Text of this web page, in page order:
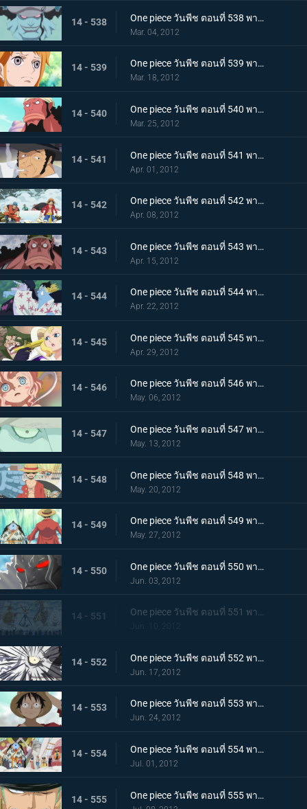
14 - 538 One piece วันพีช ตอนที่ 538 พากย์ไทย กลุ่มหมวกฟางพ่าย! โฮดี้ยึดวังริวงู!
Mar. 04, 2012
14 - 539 One piece วันพีช ตอนที่ 539 พากย์ไทย หวนรำลึกชะตากรรม! นามิ กับ โจรสลัดมนุษย์เงือก!
Mar. 18, 2012
14 - 540 One piece วันพีช ตอนที่ 540 พากย์ไทย วีรบุรุษผู้ปลดปล่อยทาส ไทเกอร์นักผจญภัย
Mar. 25, 2012
14 - 541 One piece วันพีช ตอนที่ 541 พากย์ไทย คิซารุออกโรง! กับดักล่อไทเกอร์!
Apr. 01, 2012
14 - 542 One piece วันพีช ตอนที่ 542 พากย์ไทย ตอนพิเศษ! ลูฟี่และโทริโกะ! การพบกันอีกครั้ง โทริโกะ ลูฟี่! ออกค้นหาผลทะเลกัน!
Apr. 08, 2012
14 - 543 One piece วันพีช ตอนที่ 543 พากย์ไทย จุดจบของวีรบุรษ ความจริงของไทเกอร์ที่น่าตกตะลึง
Apr. 15, 2012
14 - 544 One piece วันพีช ตอนที่ 544 พากย์ไทย กลุ่มโจรสลัดแตกแยก จินเบ ปะทะ อารอง
Apr. 22, 2012
14 - 545 One piece วันพีช ตอนที่ 545 พากย์ไทย เกาะมนุษย์เงือกสั่นไหว! มังกรฟ้าขึ้นเทียบฝั่ง
Apr. 29, 2012
14 - 546 One piece วันพีช ตอนที่ 546 พากย์ไทย โศกนาฏกรรมที่มาอย่างเฉียบพลัน! กระสุนสังหารที่ดับอนาคต
May. 06, 2012
14 - 547 One piece วันพีช ตอนที่ 547 พากย์ไทย กลับสู่ปัจจุบัน! โฮดี้เริ่มเคลื่อนไหว
May. 13, 2012
14 - 548 One piece วันพีช ตอนที่ 548 พากย์ไทย สะเทือนทั้งอาณาจักร คำสั่งประหารเนปจูน
May. 20, 2012
14 - 549 One piece วันพีช ตอนที่ 549 พากย์ไทย รอยร้าวบังเกิด! ลูฟี่ ปะทะ จินเบ
May. 27, 2012
14 - 550 One piece วันพีช ตอนที่ 550 พากย์ไทย เกิดความผิดปกติกับโฮดี้ พลังที่แท้จริงของยาปีศาจ!
Jun. 03, 2012
14 - 551 One piece วันพีช ตอนที่ 551 พากย์ไทย เริ่มศึกตัดสิน ณ ลานเกียวคอร์ด!
Jun. 10, 2012
14 - 552 One piece วันพีช ตอนที่ 552 พากย์ไทย คำสารภาพที่น่าตกใจ ความจริงเบื้องหลังการลอบสังหารโอโตฮิเมะ
Jun. 17, 2012
14 - 553 One piece วันพีช ตอนที่ 553 พากย์ไทย น้ำตาของชิราโฮชิ! ในที่สุดลูฟี่ก็ออกโรง
Jun. 24, 2012
14 - 554 One piece วันพีช ตอนที่ 554 พากย์ไทย ศึกครั้งใหญ่! กลุ่มหมวกฟาง ปะทะ ศัตรู 100,000 คน
Jul. 01, 2012
14 - 555 One piece วันพีช ตอนที่ 555 พากย์ไทย ระเบิดวิชาครั้งใหญ่! โซโล ซันจิ ออกจู่โจม!